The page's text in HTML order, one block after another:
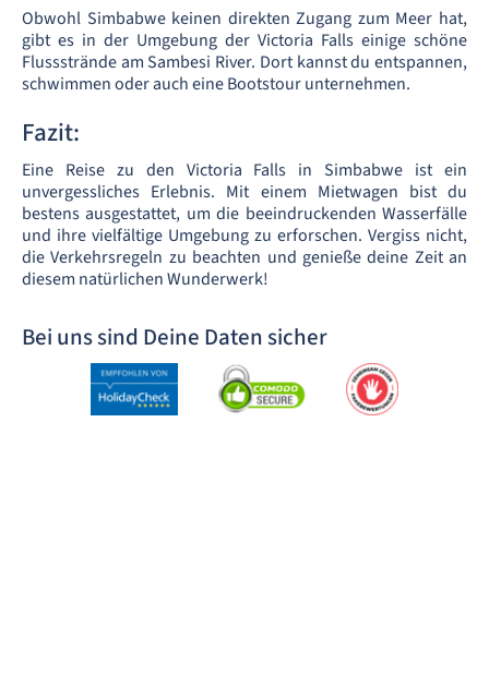
Obwohl Simbabwe keinen direkten Zugang zum Meer hat,
gibt es in der Umgebung der Victoria Falls einige schöne
Flussstrände am Sambesi River. Dort kannst du entspannen,
schwimmen oder auch eine Bootstour unternehmen.
Fazit:
Eine Reise zu den Victoria Falls in Simbabwe ist ein
unvergessliches Erlebnis. Mit einem Mietwagen bist du
bestens ausgestattet, um die beeindruckenden Wasserfälle
und ihre vielfältige Umgebung zu erforschen. Vergiss nicht,
die Verkehrsregeln zu beachten und genieße deine Zeit an
diesem natürlichen Wunderwerk!
Bei uns sind Deine Daten sicher